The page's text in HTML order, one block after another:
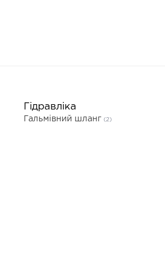
Гідравліка
Гальмівний шланг (2)